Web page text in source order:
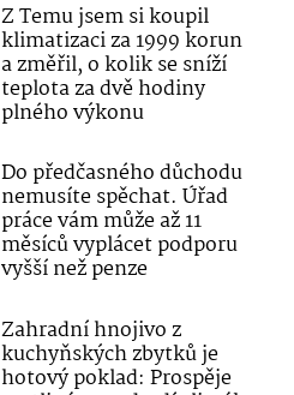
Z Temu jsem si koupil
klimatizaci za 1999 korun
a změřil, o kolik se sníží
teplota za dvě hodiny
plného výkonu
Do předčasného důchodu
nemusíte spěchat. Úřad
práce vám může až 11
měsíců vyplácet podporu
vyšší než penze
Zahradní hnojivo z
kuchyňských zbytků je
hotový poklad: Prospěje